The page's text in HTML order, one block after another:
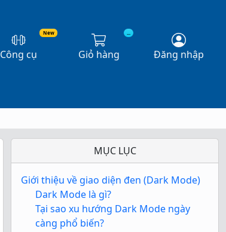
New
Công cụ
...
Giỏ hàng Đăng nhập
MỤC LỤC
Giới thiệu về giao diện đen (Dark Mode)
Dark Mode là gì?
Tại sao xu hướng Dark Mode ngày
càng phổ biến?